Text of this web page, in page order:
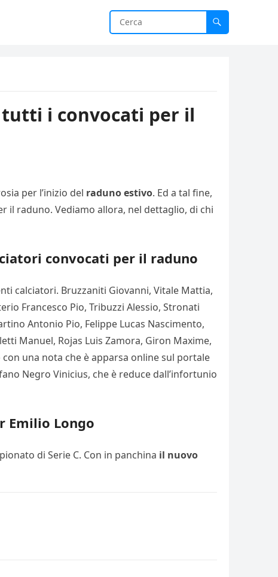
tutti i convocati per il
per l’inizio del raduno estivo. Ed a tal fine,
il raduno. Vediamo allora, nel dettaglio, di chi
convocati per il raduno
calciatori. Bruzzaniti Giovanni, Vitale Mattia,
Francesco Pio, Tribuzzi Alessio, Stronati
Antonio Pio, Felippe Lucas Nascimento,
Manuel, Rojas Luis Zamora, Giron Maxime,
con una nota che è apparsa online sul portale
Negro Vinicius, che è reduce dall’infortunio
Emilio Longo
di Serie C. Con in panchina il nuovo